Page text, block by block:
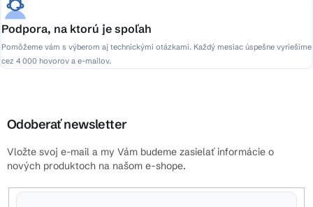
Podpora, na ktorú je spoľah
Pomôžeme vám s výberom aj technickými otázkami. Každý mesiac úspešne vyriešime
cez 4 000 hovorov a e-mailov.
Odoberať newsletter
Vložte svoj e-mail a my Vám budeme zasielať informácie o
nových produktoch na našom e-shope.